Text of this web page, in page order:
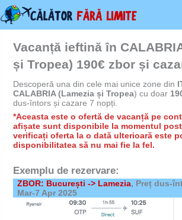
Skip
to
content
Vacanță ieftină în
și Tropea) 190€ zbor și
Descoperă una din cele mai unice zone din
CALABRIA (Lamezia și Tropea) cu doar
dus-întors și cazare 7 nopți.
*Aceasta este o ofertă de vacanță pe
afișate sunt disponibile la momentul
verificați oferta la o dată ulterioară este
disponibilitatea să nu mai fie la fel.
Exemplu de rezervare:
ZBOR: București -> Lamezia, Preț dus-
Mar-7 Apr 2025